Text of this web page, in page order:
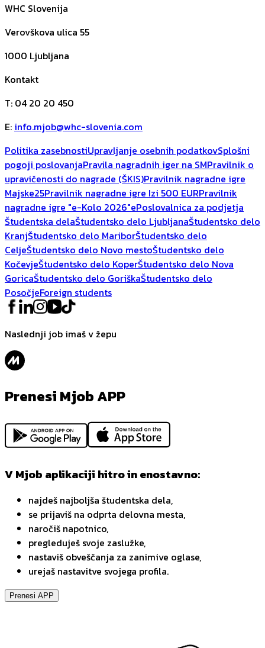
WHC Slovenija
Verovškova ulica 55
1000 Ljubljana
Kontakt
T: 04 20 20 450
E: info.mjob@whc-slovenia.com
Politika zasebnostiUpravljanje osebnih podatkovSplošni
pogoji poslovanjaPravila nagradnih iger na SMPravilnik o
upravičenosti do nagrade (ŠKIS)Pravilnik nagradne igre
Majske25Pravilnik nagradne igre Izi 500 EURPravilnik
nagradne igre "e-Kolo 2026"ePoslovalnica za podjetja
Študentska delaŠtudentsko delo LjubljanaŠtudentsko delo
KranjŠtudentsko delo MariborŠtudentsko delo
CeljeŠtudentsko delo Novo mestoŠtudentsko delo
KočevjeŠtudentsko delo KoperŠtudentsko delo Nova
GoricaŠtudentsko delo GoriškaŠtudentsko delo
PosočjeForeign students
Naslednji job imaš v žepu
Prenesi Mjob APP
V Mjob aplikaciji hitro in enostavno:
najdeš najboljša študentska dela,
se prijaviš na odprta delovna mesta,
naročiš napotnico,
pregleduješ svoje zaslužke,
nastaviš obveščanja za zanimive oglase,
urejaš nastavitve svojega profila.
Prenesi APP